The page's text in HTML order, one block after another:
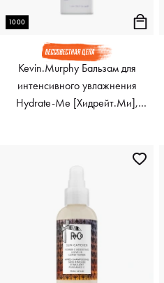
1000
Kevin.Murphy Бальзам для
интенсивного увлажнения
Hydrate-Me [Хидрейт.Ми],